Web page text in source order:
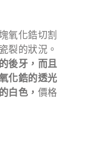
氧化鋯切割
裂的狀況。
後牙，而且
化鋯的透光
白色， 價格